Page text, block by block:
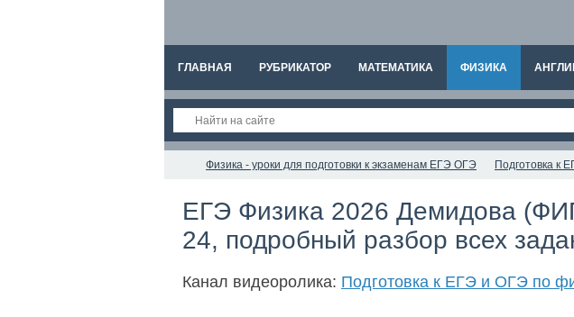
ГЛАВНАЯ РУБРИКАТОР МАТЕМАТИКА ФИЗИКА
Физика - уроки для подготовки к экзаменам ЕГЭ ОГЭ Подготовка к
ЕГЭ Физика 2026 Демидова
24, подробный разбор всех
Канал видеоролика: Подготовка к ЕГЭ и ОГЭ по